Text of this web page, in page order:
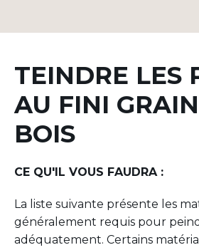
TEINDRE LES
AU FINI
BOIS
CE QU'IL VOUS FAUDRA :
La liste suivante présente les
généralement requis pour
adéquatement. Certains